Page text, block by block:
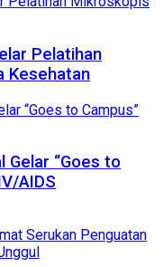
Pelatihan
Kesehatan
Gelar “Goes to
AIDS